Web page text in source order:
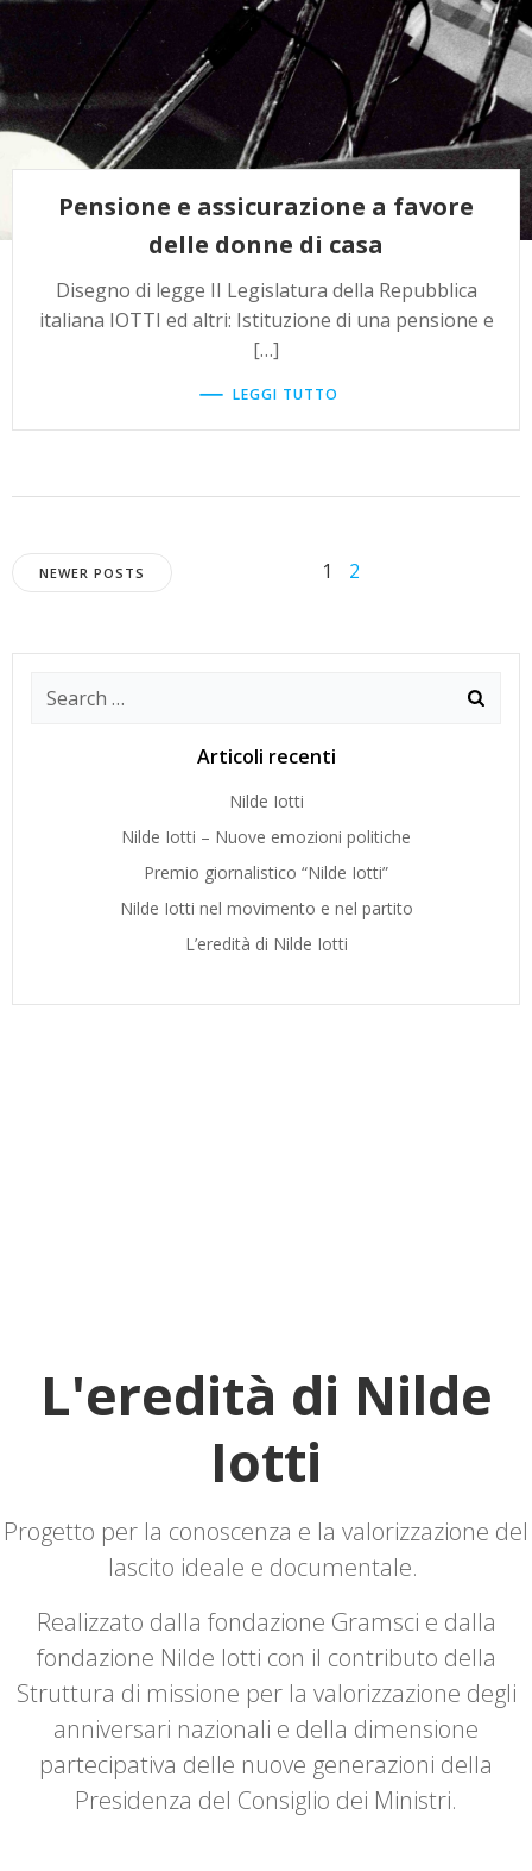
Pensione e assicurazione a favore
delle donne di casa
Disegno di legge II Legislatura della Repubblica
italiana IOTTI ed altri: Istituzione di una pensione e
[…]
LEGGI TUTTO
Posts
navigation
NEWER POSTS
navigation
Page
1 Page
2
Search
Articoli recenti
Nilde Iotti
Nilde Iotti – Nuove emozioni politiche
Premio giornalistico “Nilde Iotti”
Nilde Iotti nel movimento e nel partito
L’eredità di Nilde Iotti
L'eredità di Nilde
Iotti
Progetto per la conoscenza e la valorizzazione del
lascito ideale e documentale.
Realizzato dalla fondazione Gramsci e dalla
fondazione Nilde Iotti con il contributo della
Struttura di missione per la valorizzazione degli
anniversari nazionali e della dimensione
partecipativa delle nuove generazioni della
Presidenza del Consiglio dei Ministri.